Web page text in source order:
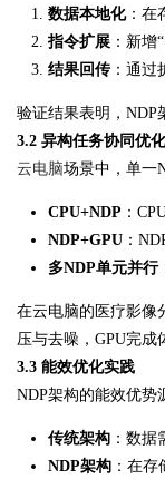
数据本地化：在
指令扩展 ：新
结果回传 ：通
验证结果表明，NDP
3.2 异构任务协同优化
云电脑场景中，单一
CPU+NDP ：
NDP+GPU ：
多NDP单元并行
在云电脑的医疗影像
压与去噪，GPU完成
3.3 能效优化实践
NDP架构的能效优势
传统架构 ：数
NDP架构 ：在